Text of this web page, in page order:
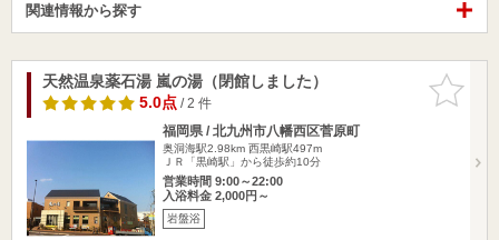
関連情報から探す
お気に入
りに追加
天然温泉薬石湯 嵐の湯（閉館しました）
5.0点/ 2 件
福岡県 / 北九州市八幡西区菅原町
奥洞海駅2.98km 西黒崎駅497m
ＪＲ「黒崎駅」から徒歩約10分
営業時間 9:00～22:00
入浴料金 2,000円～
岩盤浴